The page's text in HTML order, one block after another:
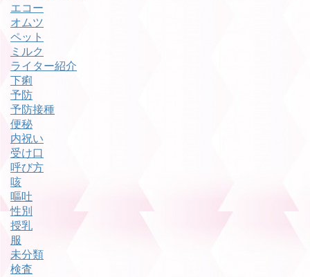
エコー
オムツ
ペット
ミルク
ライター紹介
下痢
予防
予防接種
便秘
内祝い
受け口
呼び方
咳
嘔吐
性別
授乳
服
未分類
検査